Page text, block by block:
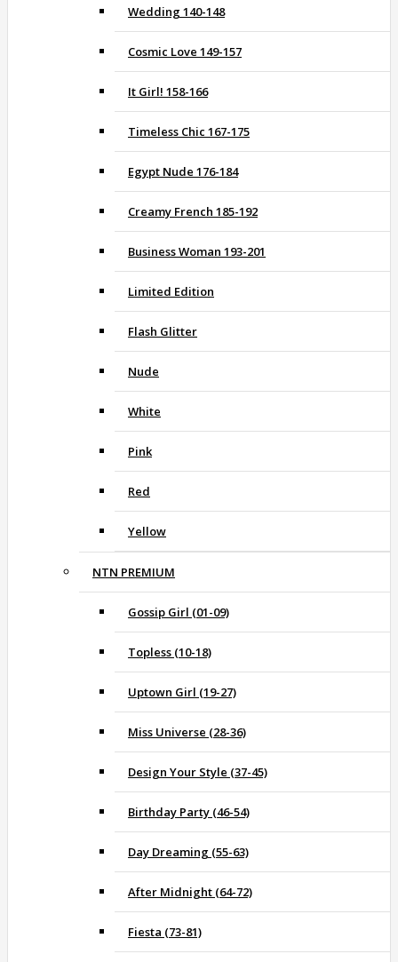
Wedding 140-148
Cosmic Love 149-157
It Girl! 158-166
Timeless Chic 167-175
Egypt Nude 176-184
Creamy French 185-192
Business Woman 193-201
Limited Edition
Flash Glitter
Nude
White
Pink
Red
Yellow
NTN PREMIUM
Gossip Girl (01-09)
Topless (10-18)
Uptown Girl (19-27)
Miss Universe (28-36)
Design Your Style (37-45)
Birthday Party (46-54)
Day Dreaming (55-63)
After Midnight (64-72)
Fiesta (73-81)